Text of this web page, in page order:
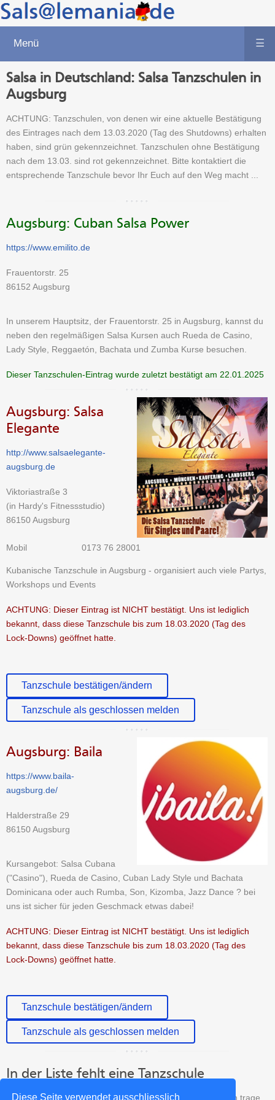
Diese Seite verwendet ausschliesslich
Menü ☰
Salsa in Deutschland: Salsa Tanzschulen in
Augsburg
ACHTUNG: Tanzschulen, von denen wir eine aktuelle Bestätigung
des Eintrages nach dem 13.03.2020 (Tag des Shutdowns) erhalten
haben, sind grün gekennzeichnet. Tanzschulen ohne Bestätigung
nach dem 13.03. sind rot gekennzeichnet. Bitte kontaktiert die
entsprechende Tanzschule bevor Ihr Euch auf den Weg macht ...
Augsburg: Cuban Salsa Power
https://www.emilito.de
Frauentorstr. 25
86152 Augsburg
In unserem Hauptsitz, der Frauentorstr. 25 in Augsburg, kannst du
neben den regelmäßigen Salsa Kursen auch Rueda de Casino,
Lady Style, Reggaetón, Bachata und Zumba Kurse besuchen.
Dieser Tanzschulen-Eintrag wurde zuletzt bestätigt am 22.01.2025
Augsburg: Salsa
Elegante
http://www.salsaelegante-
augsburg.de
Viktoriastraße 3
(in Hardy's Fitnessstudio)
86150 Augsburg
Mobil 0173 76 28001
Kubanische Tanzschule in Augsburg - organisiert auch viele Partys,
Workshops und Events
ACHTUNG: Dieser Eintrag ist NICHT bestätigt. Uns ist lediglich
bekannt, dass diese Tanzschule bis zum 18.03.2020 (Tag des
Lock-Downs) geöffnet hatte.
Tanzschule bestätigen/ändern
Tanzschule als geschlossen melden
Augsburg: Baila
https://www.baila-
augsburg.de/
Halderstraße 29
86150 Augsburg
Kursangebot: Salsa Cubana
("Casino"), Rueda de Casino, Cuban Lady Style und Bachata
Dominicana oder auch Rumba, Son, Kizomba, Jazz Dance ? bei
uns ist sicher für jeden Geschmack etwas dabei!
ACHTUNG: Dieser Eintrag ist NICHT bestätigt. Uns ist lediglich
bekannt, dass diese Tanzschule bis zum 18.03.2020 (Tag des
Lock-Downs) geöffnet hatte.
Tanzschule bestätigen/ändern
Tanzschule als geschlossen melden
In der Liste fehlt eine Tanzschule
Fehlt eine Tanzschule aus Augsburg in unserer Liste? Dann trage